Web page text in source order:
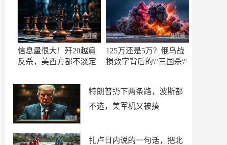
信息量很大！歼20越肩
反杀，美西方都不淡定
125万还是5万？俄乌战
损数字背后的\"三国杀\"
特朗普扔下两条路，波斯都
不选，美军机又被揍
扎卢日内说的一句话，把北